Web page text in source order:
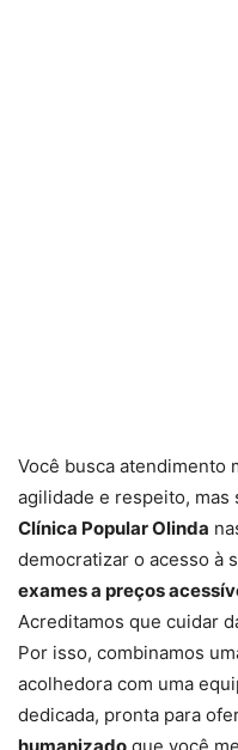
Você busca atendimento
agilidade e respeito, mas
Clínica Popular Olinda
democratizar o acesso à
exames a preços
Acreditamos que cuidar
Por isso, combinamos
acolhedora com uma
dedicada, pronta para